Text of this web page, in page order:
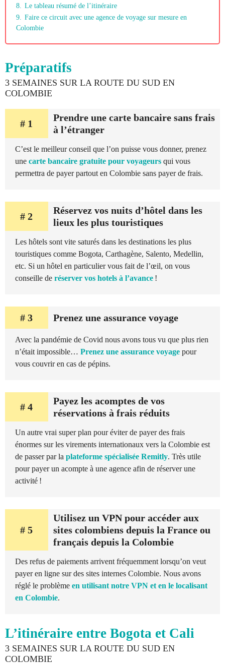
8.
Le tableau résumé de l’itinéraire
9.
Faire ce circuit avec une agence de voyage sur mesure en
Colombie
Préparatifs
3 SEMAINES SUR LA ROUTE DU SUD EN
COLOMBIE
# 1
Prendre une carte bancaire sans frais
à l’étranger
C’est le meilleur conseil que l’on puisse vous donner, prenez
une carte bancaire gratuite pour voyageurs qui vous
permettra de payer partout en Colombie sans payer de frais.
# 2
Réservez vos nuits d’hôtel dans les
lieux les plus touristiques
Les hôtels sont vite saturés dans les destinations les plus
touristiques comme Bogota, Carthagène, Salento, Medellin,
etc. Si un hôtel en particulier vous fait de l’œil, on vous
conseille de réserver vos hotels à l’avance !
# 3 Prenez une assurance voyage
Avec la pandémie de Covid nous avons tous vu que plus rien
n’était impossible… Prenez une assurance voyage pour
vous couvrir en cas de pépins.
# 4
Payez les acomptes de vos
réservations à frais réduits
Un autre vrai super plan pour éviter de payer des frais
énormes sur les virements internationaux vers la Colombie est
de passer par la plateforme spécialisée Remitly. Très utile
pour payer un acompte à une agence afin de réserver une
activité !
# 5
Utilisez un VPN pour accéder aux
sites colombiens depuis la France ou
français depuis la Colombie
Des refus de paiements arrivent fréquemment lorsqu’on veut
payer en ligne sur des sites internes Colombie. Nous avons
réglé le problème en utilisant notre VPN et en le localisant
en Colombie.
L’itinéraire entre Bogota et Cali
3 SEMAINES SUR LA ROUTE DU SUD EN
COLOMBIE